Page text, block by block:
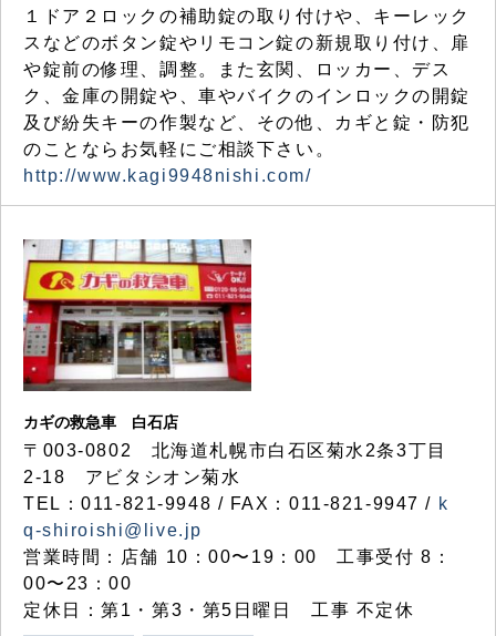
１ドア２ロックの補助錠の取り付けや、キーレック
スなどのボタン錠やリモコン錠の新規取り付け、扉
や錠前の修理、調整。また玄関、ロッカー、デス
ク、金庫の開錠や、車やバイクのインロックの開錠
及び紛失キーの作製など、その他、カギと錠・防犯
のことならお気軽にご相談下さい。
http://www.kagi9948nishi.com/
カギの救急車 白石店
〒003-0802 北海道札幌市白石区菊水2条3丁目
2-18 アビタシオン菊水
TEL：011-821-9948 / FAX：011-821-9947 / k
q-shiroishi@live.jp
営業時間：店舗 10：00〜19：00 工事受付 8：
00〜23：00
定休日：第1・第3・第5日曜日 工事 不定休